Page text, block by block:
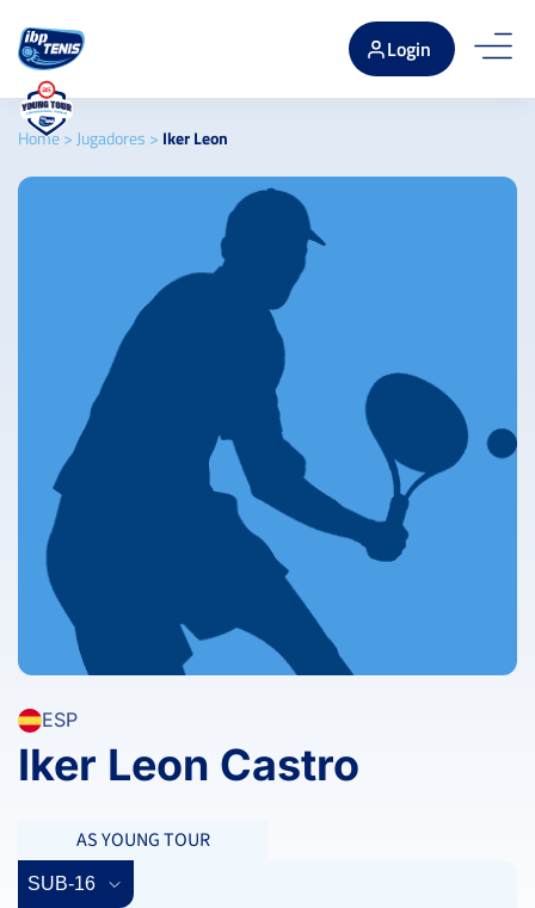
Login
Home> Jugadores > Iker Leon
ESP
Iker Leon Castro
AS YOUNG TOUR